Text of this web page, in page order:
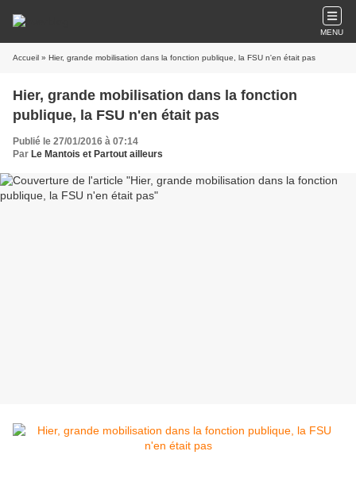
MENU
Accueil » Hier, grande mobilisation dans la fonction publique, la FSU n'en était pas
Hier, grande mobilisation dans la fonction
publique, la FSU n'en était pas
Publié le 27/01/2016 à 07:14
Par Le Mantois et Partout ailleurs